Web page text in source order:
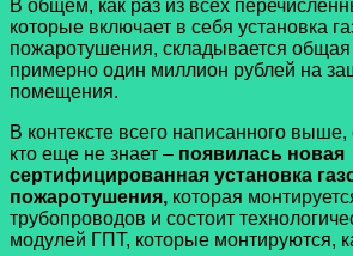
В общем, как раз из всех
которые включает в себя установка
пожаротушения, складывается общая
примерно один миллион рублей на
помещения.
В контексте всего написанного
кто еще не знает – появилась новая
сертифицированная установка
пожаротушения, которая
трубопроводов и состоит
модулей ГПТ, которые монтируются,